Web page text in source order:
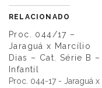
RELACIONADO
Proc. 044/17 –
Jaraguá x Marcílio
Dias – Cat. Série B –
Infantil
Proc. 044-17 - Jaraguá x